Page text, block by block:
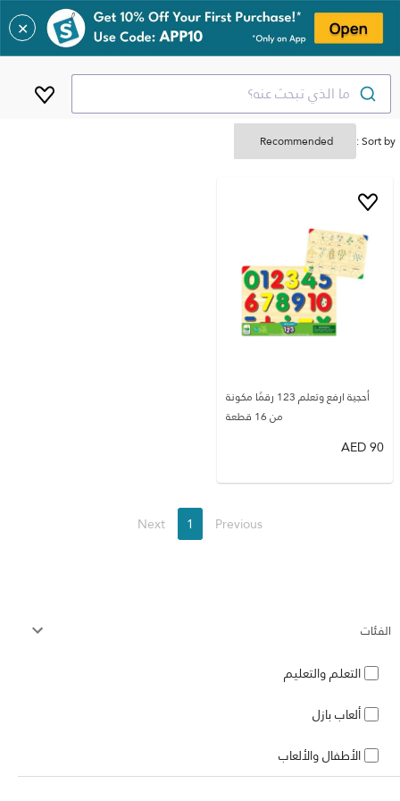
✕
ما الذي تبحث عنه؟
الفئات
التعلم والتعليم
ألعاب بازل
الأطفال والألعاب
Sort by :
أحجية ارفع وتعلم 123 رقمًا مكونة
من 16 قطعة
90
AED
Previous
1
Next